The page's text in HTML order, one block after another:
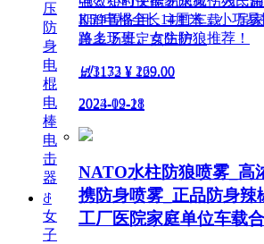
K59电棍全长14厘米，小巧
路上下班、女生防狼推荐！
넶3133 ¥ 269.00
2024-09-18
期静置备用，主打车载、居
兽多场景定点防护。
넶1172 ¥ 129.00
2023-12-21
NATO水柱防狼喷雾_高
携防身喷雾_正品防身辣
工厂医院家庭单位车载
压
防
身
电
棍
电
棒
电
击
器
ꁕ
女
子